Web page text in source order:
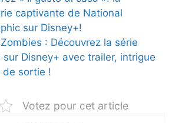
captivante de National
sur Disney+!
: Découvrez la série
sur Disney+ avec trailer, intrigue
de sortie !
Votez pour cet article